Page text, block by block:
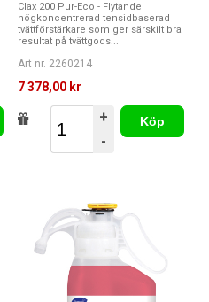
Clax 200 Pur-Eco - Flytande
högkoncentrerad tensidbaserad
tvättförstärkare som ger särskilt bra
resultat på tvättgods...
Art nr. 2260214
7 378,00 kr
+
-
Köp